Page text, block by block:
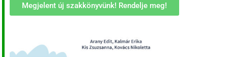
Megjelent új szakkönyvünk! Rendelje meg!